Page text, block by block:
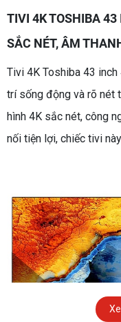
TIVI 4K TOSHIBA
SẮC NÉT, ÂM
Tivi 4K Toshiba 43
trí sống động và rõ nét
hình 4K sắc nét, công
nối tiện lợi, chiếc tivi